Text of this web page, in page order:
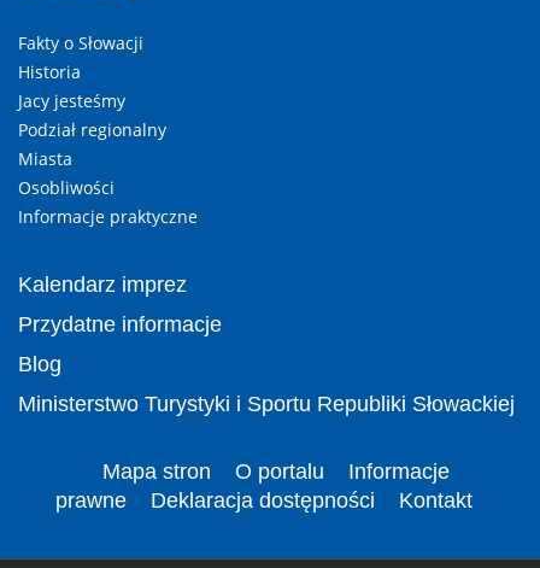
Fakty o Słowacji
Historia
Jacy jesteśmy
Podział regionalny
Miasta
Osobliwości
Informacje praktyczne
Kalendarz imprez
Przydatne informacje
Blog
Ministerstwo Turystyki i Sportu Republiki Słowackiej
Mapa stron O portalu
Informacje
prawne
Deklaracja dostępności Kontakt